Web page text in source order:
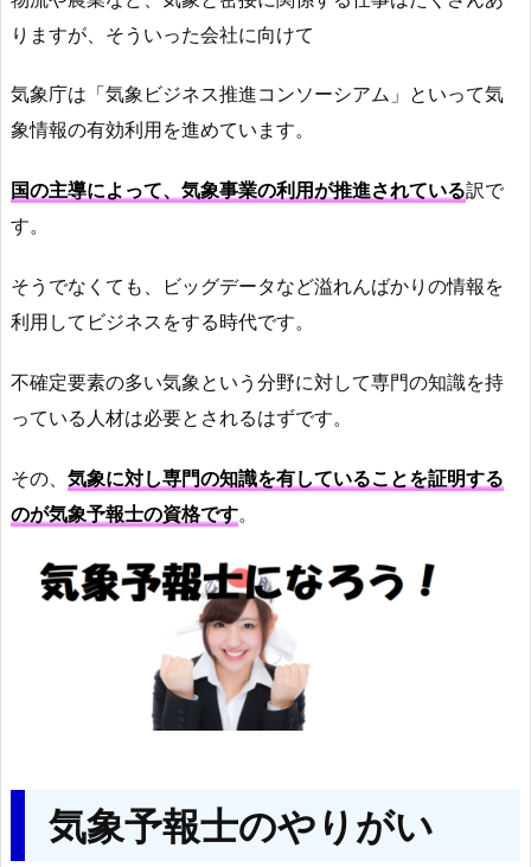
りますが、そういった会社に向けて
気象庁は「気象ビジネス推進コンソーシアム」といって気
象情報の有効利用を進めています。
国の主導によって、気象事業の利用が推進されている訳で
す。
そうでなくても、ビッグデータなど溢れんばかりの情報を
利用してビジネスをする時代です。
不確定要素の多い気象という分野に対して専門の知識を持
っている人材は必要とされるはずです。
その、 気象に対し専門の知識を有していることを証明する
のが気象予報士の資格です。
気象予報士のやりがい